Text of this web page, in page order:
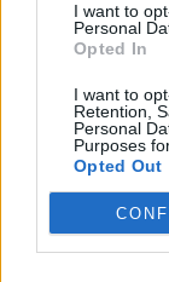
I want to
Personal
Opted In
I want to
Retention,
Personal
Purposes
Opted Out